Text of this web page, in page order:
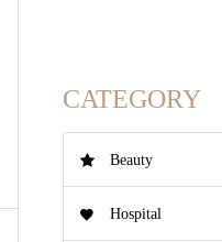
CATEGORY
Beauty
Hospital